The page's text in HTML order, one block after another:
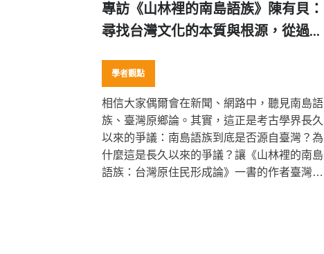
專訪《山林裡的南島語族》陳有貝：
尋找台灣文化的本質與根源，從過去
學者觀點
相信大家偶爾會在新聞、網路中，聽見南島語
族、臺灣原鄉論。其實，這正是考古學界長久
以來的爭議：南島語族到底是否源自臺灣？為
什麼這是長久以來的爭議？讓《山林裡的南島
語族：台灣原住民形成論》一書的作者臺灣大